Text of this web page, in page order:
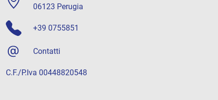
06123 Perugia
+39 0755851
Contatti
C.F./P.Iva 00448820548